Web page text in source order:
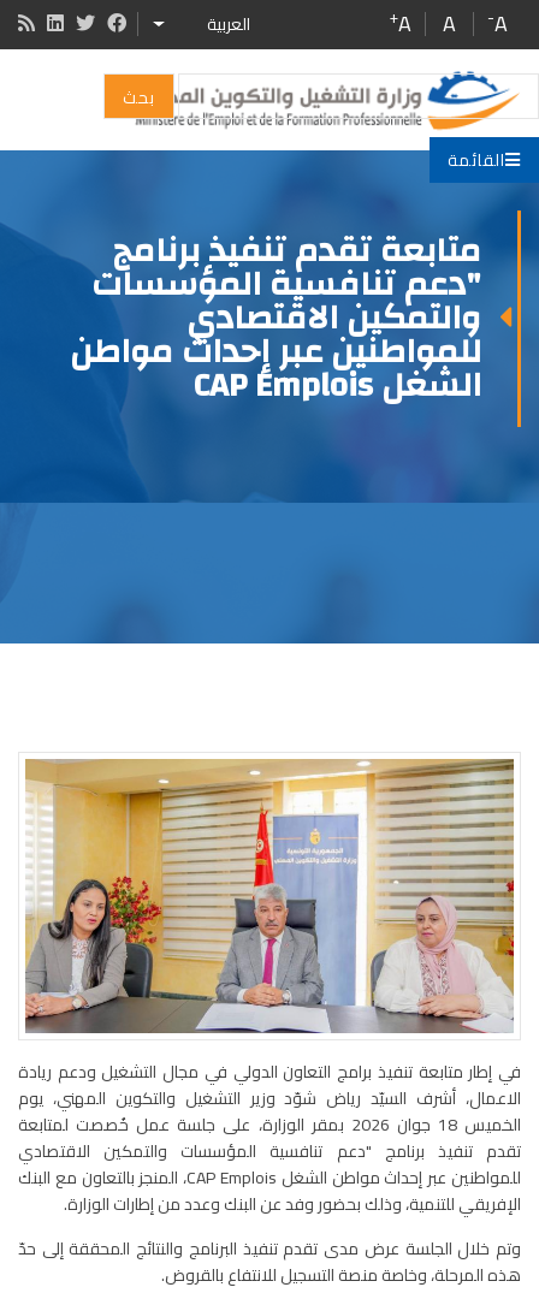
main
content
A
-
A
A
+ العربية
ACTIONS
بحث
القائمة
متابعة تقدم تنفيذ برنامج
"دعم تنافسية المؤسسات
والتمكين الاقتصادي
للمواطنين عبر إحداث مواطن
الشغل CAP Emplois
في إطار متابعة تنفيذ برامج التعاون الدولي في مجال التشغيل ودعم ريادة
الاعمال، أشرف السيّد رياض شوّد وزير التشغيل والتكوين المهني، يوم
الخميس 18 جوان 2026 بمقر الوزارة، على جلسة عمل خُصصت لمتابعة
تقدم تنفيذ برنامج "دعم تنافسية المؤسسات والتمكين الاقتصادي
للمواطنين عبر إحداث مواطن الشغل CAP Emplois، المنجز بالتعاون مع البنك
الإفريقي للتنمية، وذلك بحضور وفد عن البنك وعدد من إطارات الوزارة.
وتم خلال الجلسة عرض مدى تقدم تنفيذ البرنامج والنتائج المحققة إلى حدّ
هذه المرحلة، وخاصة منصة التسجيل للانتفاع بالقروض.